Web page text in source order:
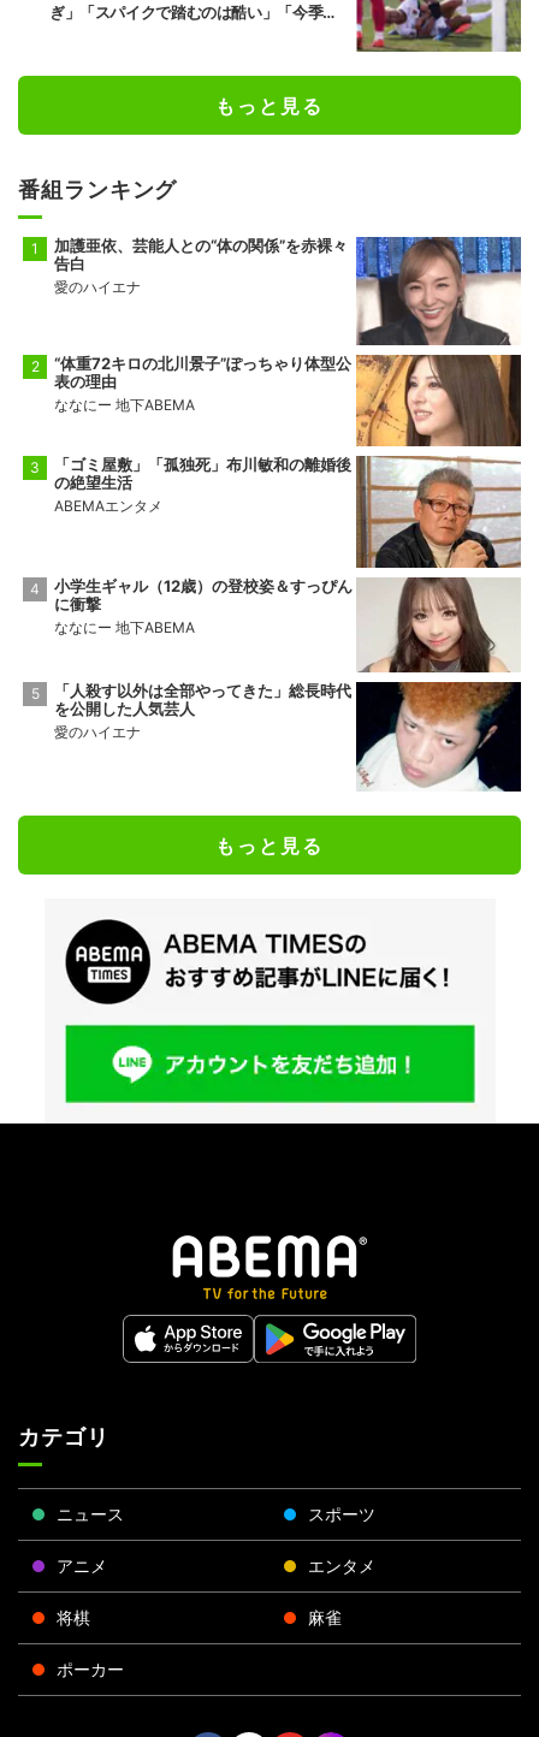
ぎ」「スパイクで踏むのは酷い」「今季で
もっと見る
番組ランキング
加護亜依、芸能人との“体の関係”を赤裸々
告白
愛のハイエナ
“体重72キロの北川景子”ぽっちゃり体型公
表の理由
ななにー 地下ABEMA
「ゴミ屋敷」「孤独死」布川敏和の離婚後
の絶望生活
ABEMAエンタメ
小学生ギャル（12歳）の登校姿＆すっぴん
に衝撃
ななにー 地下ABEMA
「人殺す以外は全部やってきた」総長時代
を公開した人気芸人
愛のハイエナ
もっと見る
カテゴリ
ニュース スポーツ
アニメ エンタメ
将棋 麻雀
ポーカー